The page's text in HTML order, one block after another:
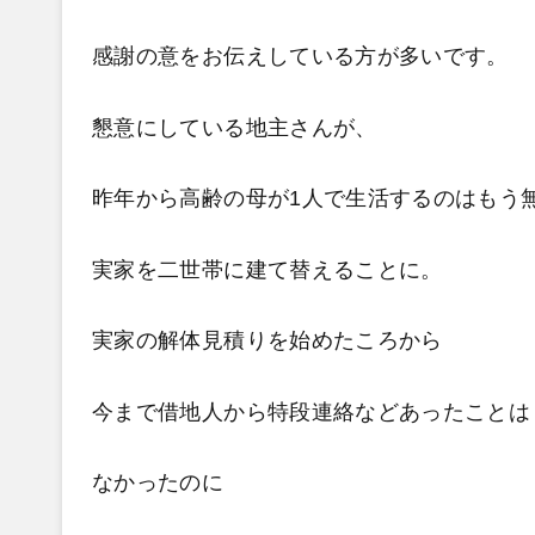
感謝の意をお伝えしている方が多いです。
懇意にしている地主さんが、
昨年から高齢の母が1人で生活するのはもう
実家を二世帯に建て替えることに。
実家の解体見積りを始めたころから
今まで借地人から特段連絡などあったことは
なかったのに